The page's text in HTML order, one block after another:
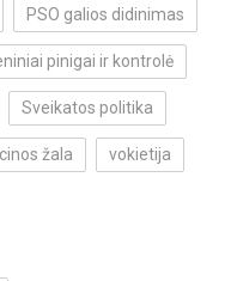
PSO galios didinimas
pinigai ir kontrolė
Sveikatos politika
žala vokietija